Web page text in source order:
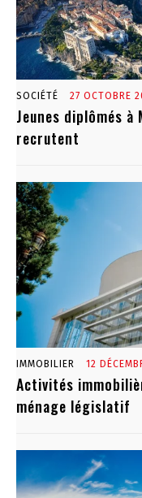
SOCIÉTÉ 27 OCTOBRE
Jeunes diplômés
recrutent
IMMOBILIER 12
Activités
ménage législatif